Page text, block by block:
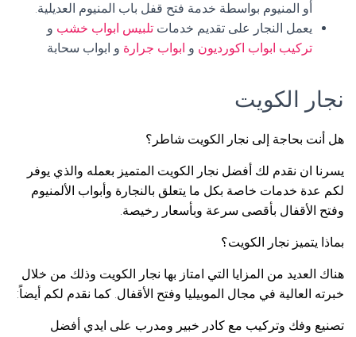
أو المنيوم بواسطة خدمة فتح قفل باب المنيوم العديلية.
يعمل النجار على تقديم خدمات تلبيس ابواب خشب و
تركيب ابواب اكورديون و ابواب جرارة و ابواب سحابة
نجار الكويت
هل أنت بحاجة إلى نجار الكويت شاطر؟
يسرنا ان نقدم لك أفضل نجار الكويت المتميز بعمله والذي يوفر
لكم عدة خدمات خاصة بكل ما يتعلق بالنجارة وأبواب الألمنيوم
وفتح الأقفال بأقصى سرعة وبأسعار رخيصة.
بماذا يتميز نجار الكويت؟
هناك العديد من المزايا التي امتاز بها نجار الكويت وذلك من خلال
خبرته العالية في مجال الموبيليا وفتح الأقفال. كما نقدم لكم أيضاً:
تصنيع وفك وتركيب مع كادر خبير ومدرب على ايدي أفضل